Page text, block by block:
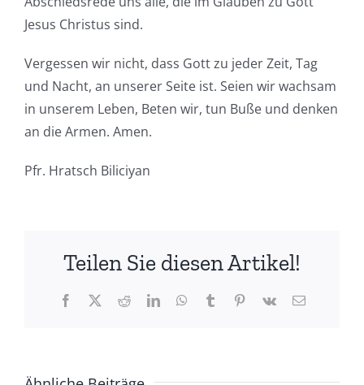
Jesus Christus sind.
Vergessen wir nicht, dass Gott zu jeder Zeit, Tag
und Nacht, an unserer Seite ist. Seien wir wachsam
in unserem Leben, Beten wir, tun Buße und denken
an die Armen. Amen.
Pfr. Hratsch Biliciyan
Teilen Sie diesen Artikel!
Facebook
X RedditLinkedInWhatsApp
TumblrPinterest
Vk
E-